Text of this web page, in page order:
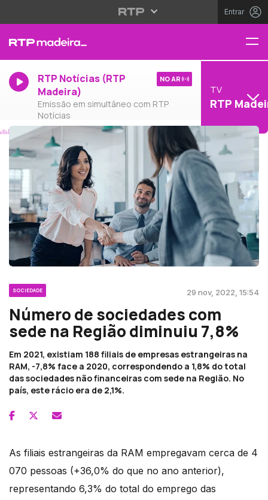
Entrar
RTP Notícias (RTP
Madeira)
Emissão em simultâneo com RTP
Notícias
NO AR
TV
RTP
SOCIEDADE 29 nov, 2022, 15:54
Número de sociedades com
sede na Região diminuiu 7,8%
Em 2021, existiam 188 filiais de empresas estrangeiras na
RAM, -7,8% face a 2020, correspondendo a 1,8% do total
das sociedades não financeiras com sede na Região. No
país, este rácio era de 2,1%.
As filiais estrangeiras da RAM empregavam cerca de 4
070 pessoas (+36,0% do que no ano anterior),
representando 6,3% do total do emprego das